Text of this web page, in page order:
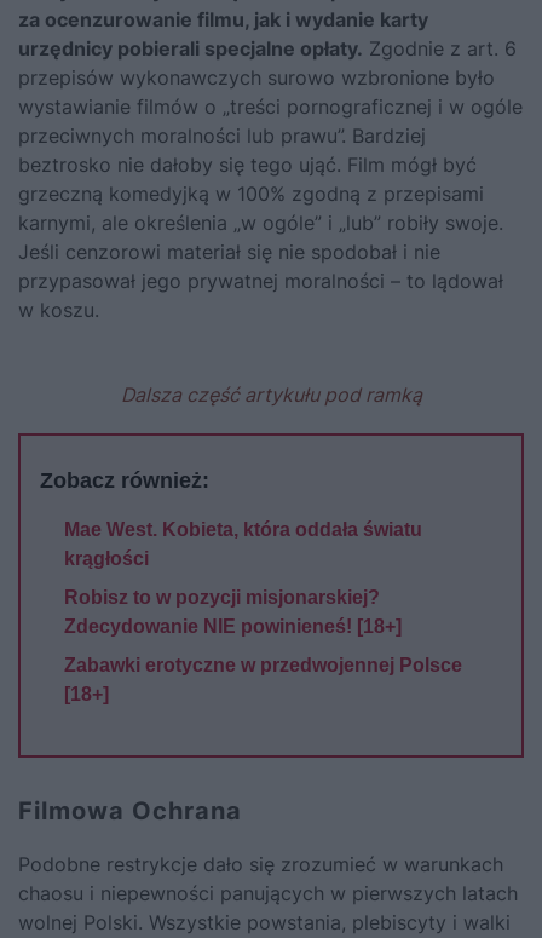
za ocenzurowanie filmu, jak i wydanie karty
urzędnicy pobierali specjalne opłaty. Zgodnie z art. 6
przepisów wykonawczych surowo wzbronione było
wystawianie filmów o „treści pornograficznej i w ogóle
przeciwnych moralności lub prawu”. Bardziej
beztrosko nie dałoby się tego ująć. Film mógł być
grzeczną komedyjką w 100% zgodną z przepisami
karnymi, ale określenia „w ogóle” i „lub” robiły swoje.
Jeśli cenzorowi materiał się nie spodobał i nie
przypasował jego prywatnej moralności – to lądował
w koszu.
Dalsza część artykułu pod ramką
Zobacz również:
Mae West. Kobieta, która oddała światu
krągłości
Robisz to w pozycji misjonarskiej?
Zdecydowanie NIE powinieneś! [18+]
Zabawki erotyczne w przedwojennej Polsce
[18+]
Filmowa Ochrana
Podobne restrykcje dało się zrozumieć w warunkach
chaosu i niepewności panujących w pierwszych latach
wolnej Polski. Wszystkie powstania, plebiscyty i walki